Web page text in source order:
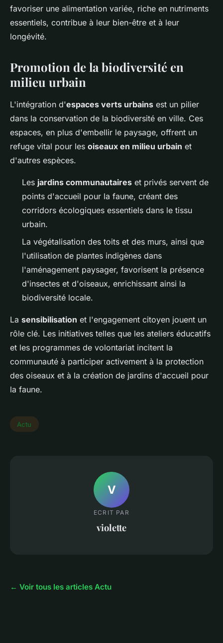
favoriser une alimentation variée, riche en nutriments
essentiels, contribue à leur bien-être et à leur
longévité.
Promotion de la biodiversité en
milieu urbain
L'intégration d'espaces verts urbains est un pilier
dans la conservation de la biodiversité en ville. Ces
espaces, en plus d'embellir le paysage, offrent un
refuge vital pour les oiseaux en milieu urbain et
d'autres espèces.
Les jardins communautaires et privés servent de
points d'accueil pour la faune, créant des
corridors écologiques essentiels dans le tissu
urbain.
La végétalisation des toits et des murs, ainsi que
l'utilisation de plantes indigènes dans
l'aménagement paysager, favorisent la présence
d'insectes et d'oiseaux, enrichissant ainsi la
biodiversité locale.
La sensibilisation et l'engagement citoyen jouent un
rôle clé. Les initiatives telles que les ateliers éducatifs
et les programmes de volontariat incitent la
communauté à participer activement à la protection
des oiseaux et à la création de jardins d'accueil pour
la faune.
Actu
V
ECRIT PAR
violette
← Voir tous les articles Actu